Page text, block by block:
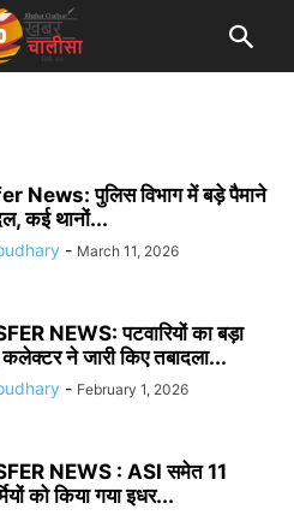
News: पुलिस विभाग में बड़े पैमाने
कई थानों...
- March 11, 2026
NEWS: पटवारियों का बड़ा
ने जारी किए तबादला...
- February 1, 2026
NEWS : ASI समेत 11
को किया गया इधर...